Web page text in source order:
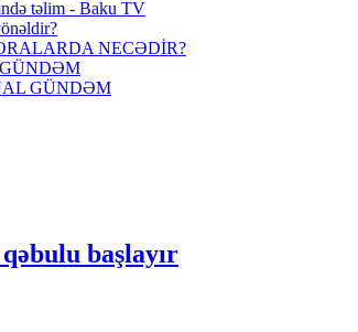
təlim - Baku TV
- ORALARDA NECƏDİR?
GÜNDƏM
GÜNDƏM
başlayır